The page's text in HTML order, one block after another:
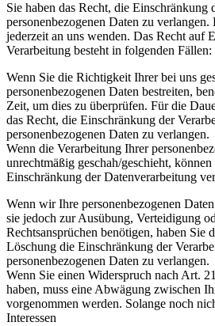
Sie haben das Recht, die Einschränkung
personenbezogenen Daten zu
jederzeit an uns wenden. Das Recht auf
Verarbeitung besteht in folgenden Fällen:
Wenn Sie die Richtigkeit Ihrer bei uns
personenbezogenen Daten bestreiten,
Zeit, um dies zu überprüfen. Für die
das Recht, die Einschränkung der
personenbezogenen Daten zu verlangen.
Wenn die Verarbeitung Ihrer
unrechtmäßig geschah/geschieht,
Einschränkung der Datenverarbeitung
Wenn wir Ihre personenbezogenen
sie jedoch zur Ausübung, Verteidigung
Rechtsansprüchen benötigen, haben Sie
Löschung die Einschränkung der
personenbezogenen Daten zu verlangen.
Wenn Sie einen Widerspruch nach Art.
haben, muss eine Abwägung zwischen
vorgenommen werden. Solange noch
Interessen